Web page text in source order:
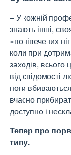
– У кожній
знають інші,
«понівечених
коли при
заходів, всього
від свідомості
ноги
вчасно
доступно і
Тепер про
типу.